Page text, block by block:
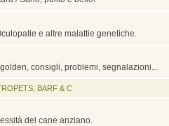
e altre malattie genetiche.
consigli, problemi, segnalazioni...
, BARF & C
del cane anziano.